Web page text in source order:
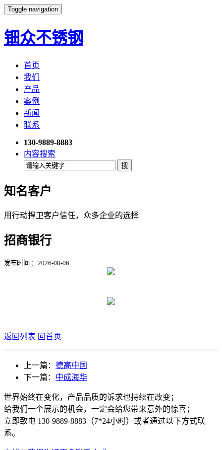
Toggle navigation
钿众不锈钢
首页
我们
产品
案例
新闻
联系
130-9889-8883
内容搜索
知名客户
用行动捍卫客户信任，众多企业的选择
招商银行
发布时间 ：2026-08-06
返回列表 回首页
上一篇： 德高中国
下一篇： 中成海华
世界始终在变化，产品品质的诉求也持续在改变；
给我们一个展示的机会，一定会给您带来意外的惊喜；
立即致电 130-9889-8883（7*24小时）或者通过以下方式联
系。